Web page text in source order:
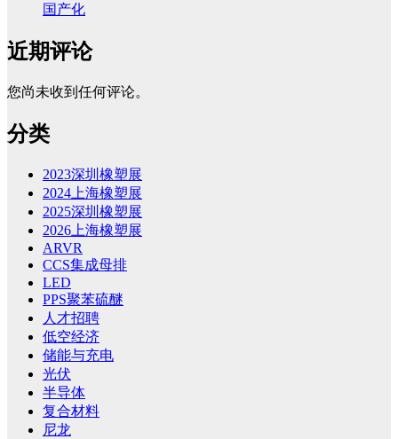
国产化
近期评论
您尚未收到任何评论。
分类
2023深圳橡塑展
2024上海橡塑展
2025深圳橡塑展
2026上海橡塑展
ARVR
CCS集成母排
LED
PPS聚苯硫醚
人才招聘
低空经济
储能与充电
光伏
半导体
复合材料
尼龙